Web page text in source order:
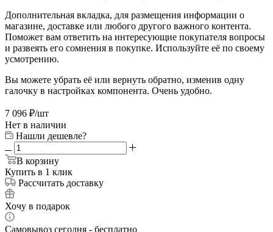
Дополнительная вкладка, для размещения информации о
магазине, доставке или любого другого важного контента.
Поможет вам ответить на интересующие покупателя вопросы
и развеять его сомнения в покупке. Используйте её по своему
усмотрению.
Вы можете убрать её или вернуть обратно, изменив одну
галочку в настройках компонента. Очень удобно.
7 096 ₽/шт
Нет в наличии
Нашли дешевле?
В корзину
Купить в 1 клик
Рассчитать доставку
Хочу в подарок
Самовывоз сегодня - бесплатно